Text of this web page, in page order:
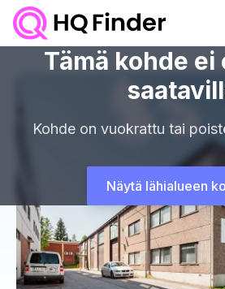
Tämä kohde ei
Kohde on vuokrattu tai
Näytä lähialueen